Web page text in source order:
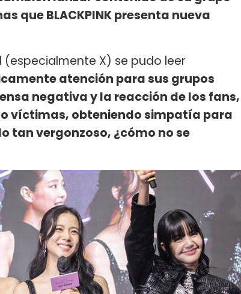
que BLACKPINK presenta nueva
(especialmente X) se pudo leer
atención para sus grupos
negativa y la reacción de los fans,
víctimas, obteniendo simpatía para
tan vergonzoso, ¿cómo no se